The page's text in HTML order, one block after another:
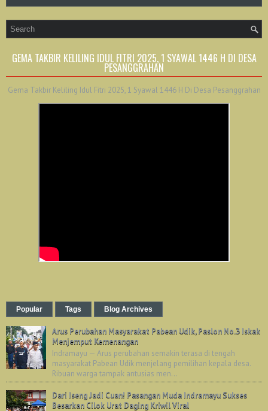
GEMA TAKBIR KELILING IDUL FITRI 2025, 1 SYAWAL 1446 H DI DESA
PESANGGRAHAN
Gema Takbir Keliling Idul Fitri 2025, 1 Syawal 1446 H Di Desa Pesanggrahan
Popular Tags Blog Archives
Arus Perubahan Masyarakat Pabean Udik, Paslon No.3 Iskak
Menjemput Kemenangan
Indramayu — Arus perubahan semakin terasa di tengah
masyarakat Pabean Udik menjelang pemilihan kepala desa.
Ribuan warga tampak antusias men...
Dari Iseng Jadi Cuan! Pasangan Muda Indramayu Sukses
Besarkan Cilok Urat Daging Kriwil Viral